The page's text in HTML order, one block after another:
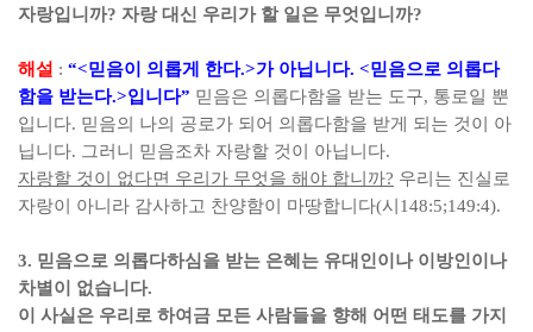
자랑입니까? 자랑 대신 우리가 할 일은 무엇입니까?
해설 : “<믿음이 의롭게 한다.>가 아닙니다. <믿음으로 의롭다
함을 받는다.>입니다” 믿음은 의롭다함을 받는 도구, 통로일 뿐
입니다. 믿음의 나의 공로가 되어 의롭다함을 받게 되는 것이 아
닙니다. 그러니 믿음조차 자랑할 것이 아닙니다.
자랑할 것이 없다면 우리가 무엇을 해야 합니까? 우리는 진실로
자랑이 아니라 감사하고 찬양함이 마땅합니다(시 148:5;149:4).
3. 믿음으로 의롭다하심을 받는 은혜는 유대인이나 이방인이나
차별이 없습니다.
이 사실은 우리로 하여금 모든 사람들을 향해 어떤 태도를 가지